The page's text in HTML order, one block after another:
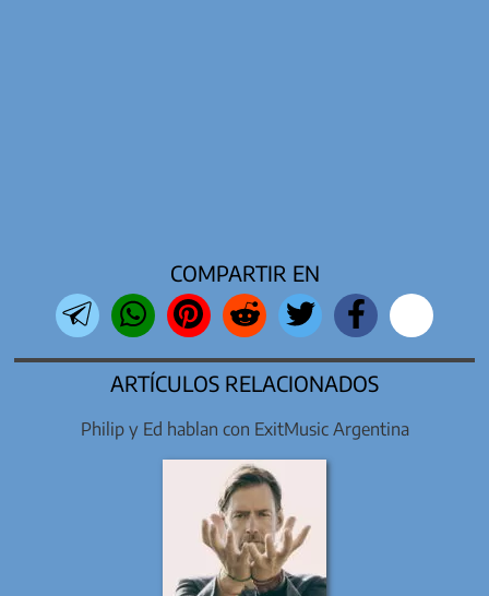
COMPARTIR EN
ARTÍCULOS RELACIONADOS
Philip y Ed hablan con ExitMusic Argentina